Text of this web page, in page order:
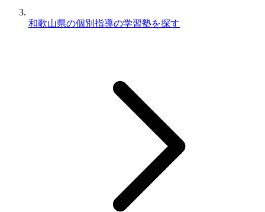
和歌山県の個別指導の学習塾を探す